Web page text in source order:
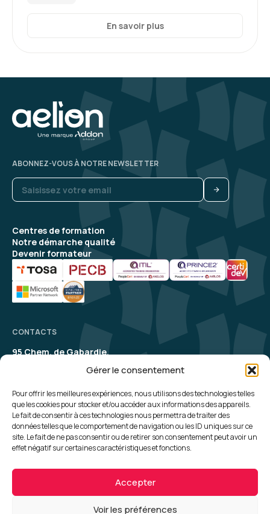
Gérer le consentement
Pour offrir les meilleures expériences, nous utilisons des technologies telles
que les cookies pour stocker et/ou accéder aux informations des appareils.
Le fait de consentir à ces technologies nous permettra de traiter des
données telles que le comportement de navigation ou les ID uniques sur ce
site. Le fait de ne pas consentir ou de retirer son consentement peut avoir un
effet négatif sur certaines caractéristiques et fonctions.
Accepter
Voir les préférences
En savoir plus
Centres de formation
Notre démarche qualité
Devenir formateur
ABONNEZ-VOUS À NOTRE NEWSLETTER
CONTACTS
95 Chem. de Gabardie,
contact@aelion.com
UNE QUESTION, UN RENSEIGNEMENT ?
Contactez-nous
CGV
Politique de cookies